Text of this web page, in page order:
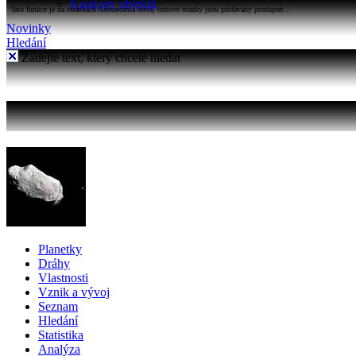
Katalogy objektů
Tato funkce je na stránkách Astronomia nová, testové otázky jsou přidávány postupně...
Novinky
Hledání
Zadejte text, který chcete hledat
Planetky
Dráhy
Vlastnosti
Vznik a vývoj
Seznam
Hledání
Statistika
Analýza